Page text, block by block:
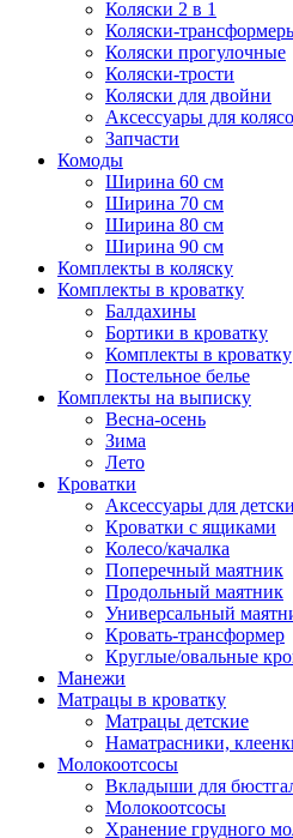
Коляски 2 в 1
Коляски-
Коляски прогулочные
Коляски-трости
Коляски для двойни
Аксессуары для
Запчасти
Комоды
Ширина 60 см
Ширина 70 см
Ширина 80 см
Ширина 90 см
Комплекты в коляску
Комплекты в кроватку
Балдахины
Бортики в кроватку
Комплекты в кроватку
Постельное белье
Комплекты на выписку
Весна-осень
Зима
Лето
Кроватки
Аксессуары для
Кроватки с ящиками
Колесо/качалка
Поперечный маятник
Продольный маятник
Универсальный
Кровать-трансформер
Круглые/овальные
Манежи
Матрацы в кроватку
Матрацы детские
Наматрасники,
Молокоотсосы
Вкладыши для
Молокоотсосы
Хранение грудного